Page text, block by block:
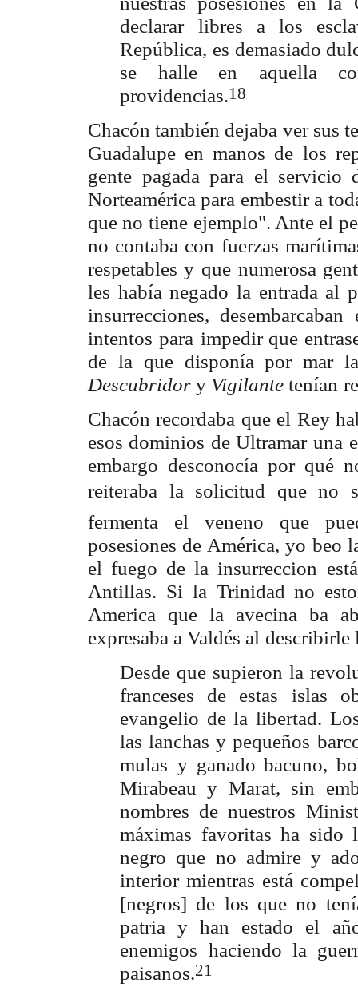
declarar
libres a los
República, es demasiado
se halle en aquella
providencias.18
Chacón también dejaba ver sus
Guadalupe en manos de los
gente pagada para el servicio
Norteamérica para embestir a
que no tiene ejemplo". Ante el
no contaba con fuerzas
respetables y que numerosa
les había negado la entrada al
insurrecciones, desembarcaban
intentos para impedir que
de la que disponía por mar la
Descubridor y Vigilante tenían
Chacón recordaba que el Rey
esos dominios de Ultramar una
embargo desconocía por qué
reiteraba la solicitud que no
fermenta el
veneno que
posesiones de América, yo beo
el fuego de la insurreccion está
Antillas. Si la Trinidad no
America que la avecina ba
expresaba a Valdés al describirle
Desde que supieron la
franceses de estas
islas
evangelio de la libertad.
las lanchas y pequeños
mulas y ganado bacuno,
Mirabeau y Marat, sin
nombres de nuestros
máximas favoritas ha sido
negro que no admire y
interior mientras está
[negros] de los que no
patria y han estado el
enemigos haciendo la
paisanos.21